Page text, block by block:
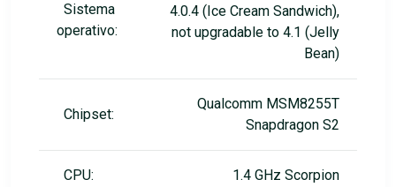
Sistema
operativo:
4.0.4 (Ice Cream Sandwich),
not upgradable to 4.1 (Jelly
Bean)
Chipset:
Qualcomm MSM8255T
Snapdragon S2
CPU: 1.4 GHz Scorpion